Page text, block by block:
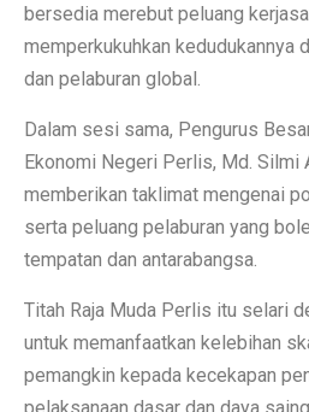
bersedia merebut peluang
memperkukuhkan kedudukannya
dan pelaburan global.
Dalam sesi sama, Pengurus
Ekonomi Negeri Perlis, Md. Silmi
memberikan taklimat mengenai
serta peluang pelaburan yang
tempatan dan antarabangsa.
Titah Raja Muda Perlis itu selari
untuk memanfaatkan kelebihan
pemangkin kepada kecekapan